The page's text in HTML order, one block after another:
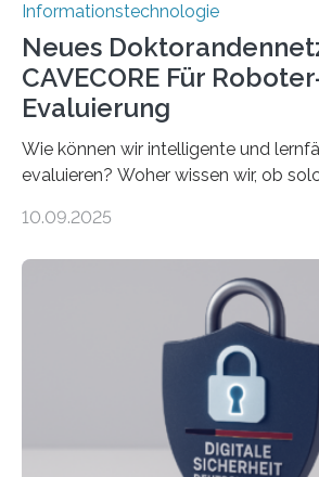
Informationstechnologie
Neues
CAVECORE Für
Evaluierung
Wie können wir intelligente und
evaluieren? Woher wissen wir, ob
sich CAVECORE – ein neues Marie
koordiniert wird. Ab dem 1.
über einen Zeitraum von vier Jahren
Promovierende im Rahmen von
kognitiven Robotern beschäftigen –
die mittels Sensoren ihre Umgebung
Informationen verarbeiten und häufig
10.09.2025